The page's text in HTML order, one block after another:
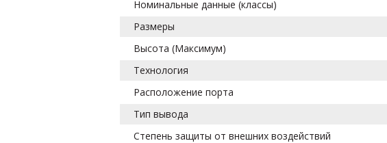
Номинальные данные (классы)
Размеры
Высота (Максимум)
Технология
Расположение порта
Тип вывода
Степень защиты от внешних воздействий